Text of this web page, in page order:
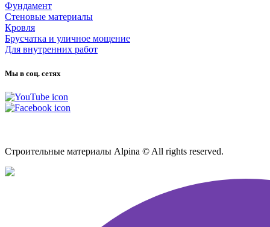
Фундамент
Стеновые материалы
Кровля
Брусчатка и уличное мощение
Для внутренних работ
Мы в соц. сетях
Строительные материалы Alpina © All rights reserved.